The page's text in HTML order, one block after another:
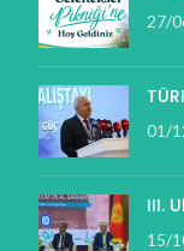
27/
01/
III.
15/